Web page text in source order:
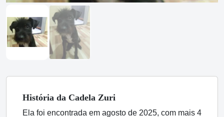
História da Cadela Zuri
Ela foi encontrada em agosto de 2025, com mais 4